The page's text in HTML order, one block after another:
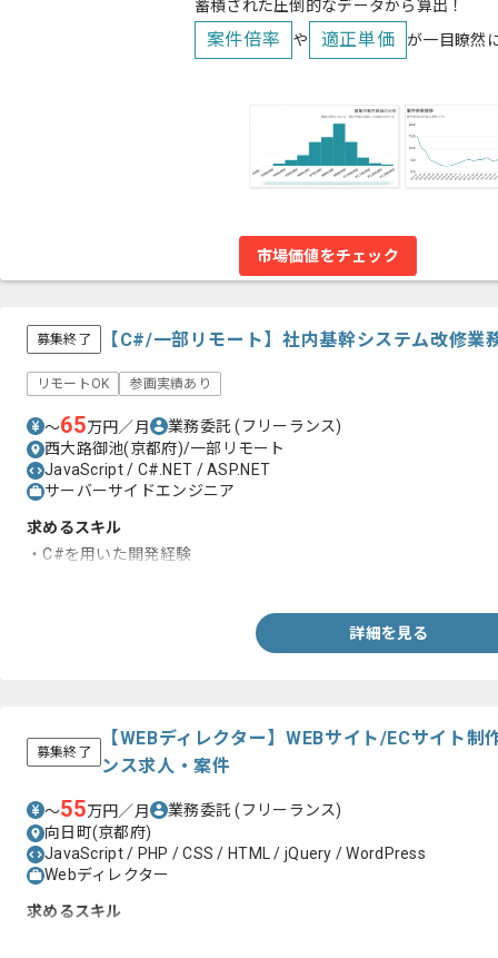
蓄積された圧倒的なデータから算出！
案件倍率 や 適正単価 が一目瞭然
市場価値をチェック
募集終了 【C#/一部リモート】社内基幹システム改修業
リモートOK 参画実績あり
〜65万円／月 業務委託(フリーランス)
西大路御池(京都府)/一部リモート
JavaScript / C#.NET / ASP.NET
サーバーサイドエンジニア
求めるスキル
・C#を用いた開発経験
詳細を見る
募集終了
【WEBディレクター】WEBサイト/ECサイト制
ンス求人・案件
〜55万円／月 業務委託(フリーランス)
向日町(京都府)
JavaScript / PHP / CSS / HTML / jQuery / WordPress
Webディレクター
求めるスキル